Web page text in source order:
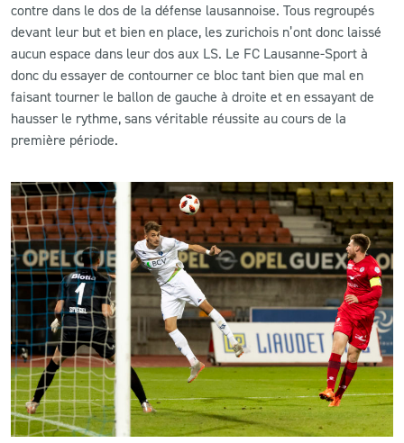
contre dans le dos de la défense lausannoise. Tous regroupés
devant leur but et bien en place, les zurichois n’ont donc laissé
aucun espace dans leur dos aux LS. Le FC Lausanne-Sport à
donc du essayer de contourner ce bloc tant bien que mal en
faisant tourner le ballon de gauche à droite et en essayant de
hausser le rythme, sans véritable réussite au cours de la
première période.